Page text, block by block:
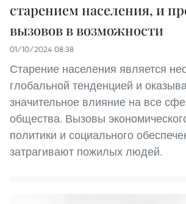
старением населения, и
вызовов в возможности
01/10/2024 08:38
Старение населения является
глобальной тенденцией и
значительное влияние на все
общества. Вызовы
политики и социального
затрагивают пожилых людей.